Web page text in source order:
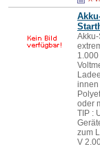
innen
oder
TIP :
zum
V